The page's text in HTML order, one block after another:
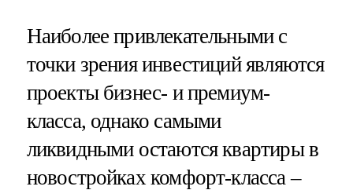
Наиболее привлекательными с
точки зрения инвестиций являются
проекты бизнес- и премиум-
класса, однако самыми
ликвидными остаются квартиры в
новостройках комфорт-класса –